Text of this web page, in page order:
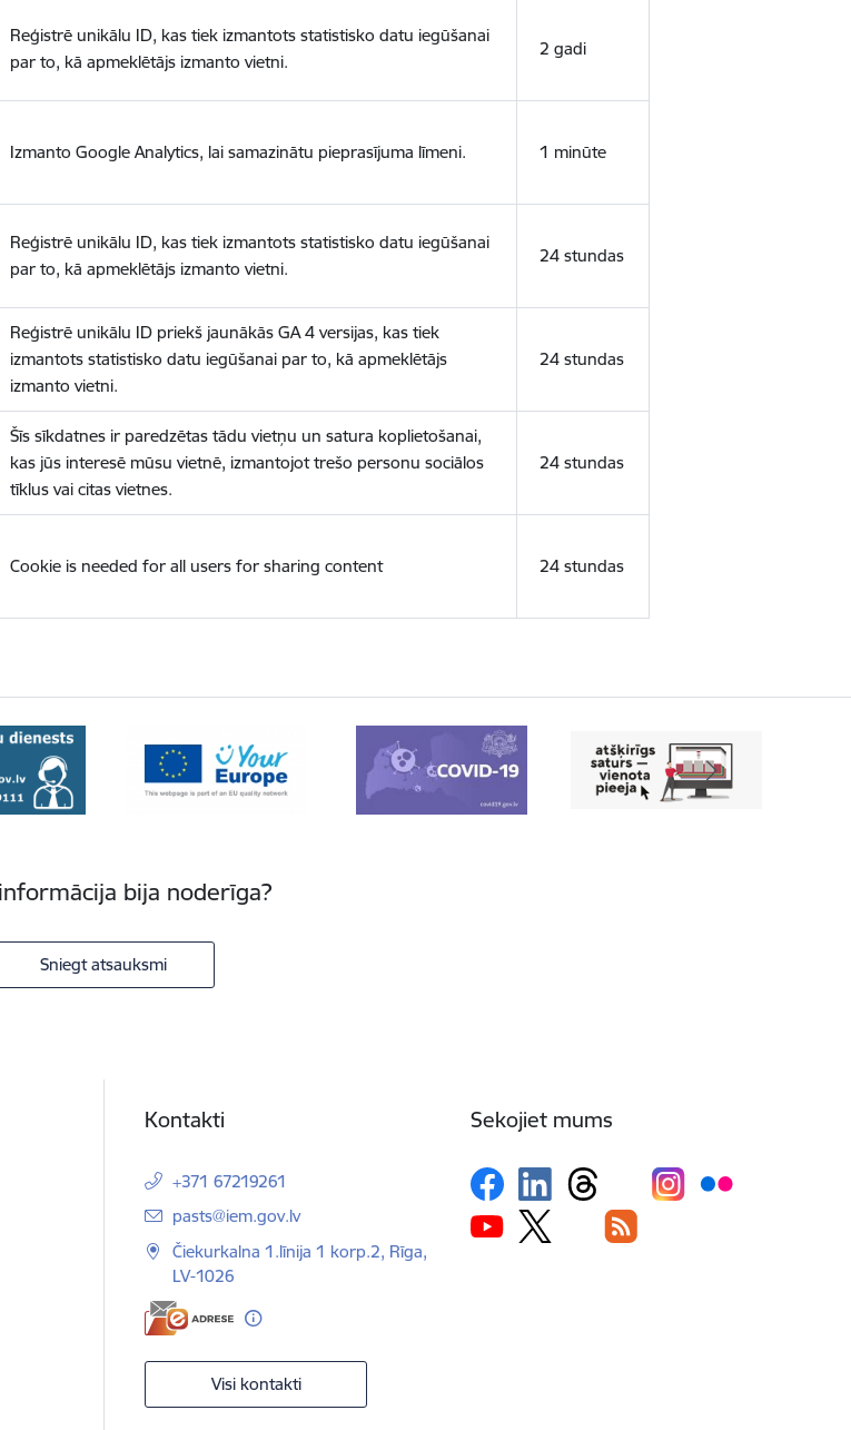
Reģistrē unikālu ID, kas tiek izmantots statistisko datu iegūšanai
par to, kā apmeklētājs izmanto vietni.
2 gadi
Izmanto Google Analytics, lai samazinātu pieprasījuma līmeni. 1 minūte
Reģistrē unikālu ID, kas tiek izmantots statistisko datu iegūšanai
par to, kā apmeklētājs izmanto vietni.
24 stundas
Reģistrē unikālu ID priekš jaunākās GA 4 versijas, kas tiek
izmantots statistisko datu iegūšanai par to, kā apmeklētājs
izmanto vietni.
24 stundas
Šīs sīkdatnes ir paredzētas tādu vietņu un satura koplietošanai,
kas jūs interesē mūsu vietnē, izmantojot trešo personu sociālos
tīklus vai citas vietnes.
24 stundas
Cookie is needed for all users for sharing content 24 stundas
bija noderīga?
Sniegt atsauksmi
Kontakti
+371 67219261
E-pasts:
pasts@iem.gov.lv
Čiekurkalna 1.līnija 1 korp.2, Rīga,
LV-1026
Visi kontakti
Sekojiet mums